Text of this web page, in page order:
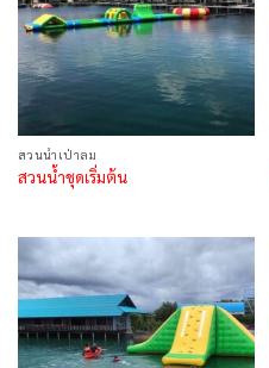
สวนน้ำเป่าลม
สวนน้ำชุดเริ่มต้น